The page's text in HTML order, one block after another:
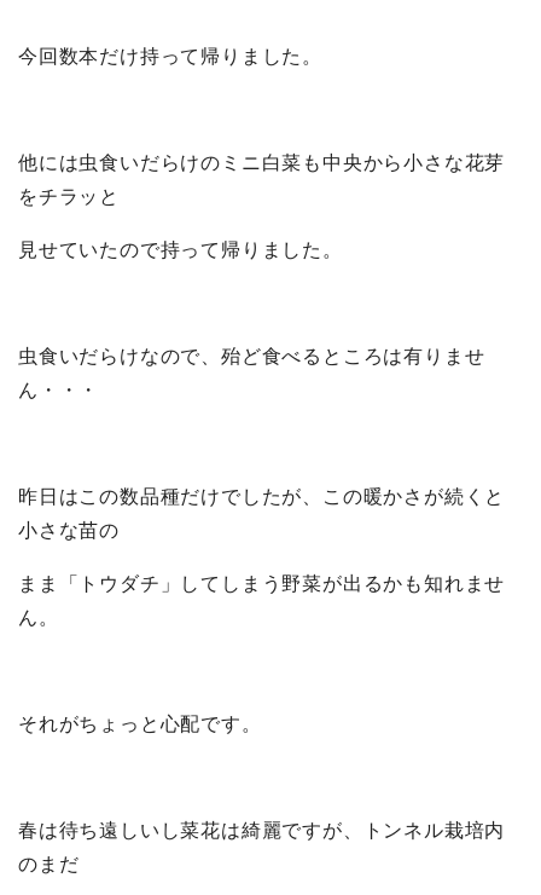
今回数本だけ持って帰りました。
他には虫食いだらけのミニ白菜も中央から小さな花芽
をチラッと
見せていたので持って帰りました。
虫食いだらけなので、殆ど食べるところは有りませ
ん・・・
昨日はこの数品種だけでしたが、この暖かさが続くと
小さな苗の
まま「トウダチ」してしまう野菜が出るかも知れませ
ん。
それがちょっと心配です。
春は待ち遠しいし菜花は綺麗ですが、トンネル栽培内
のまだ